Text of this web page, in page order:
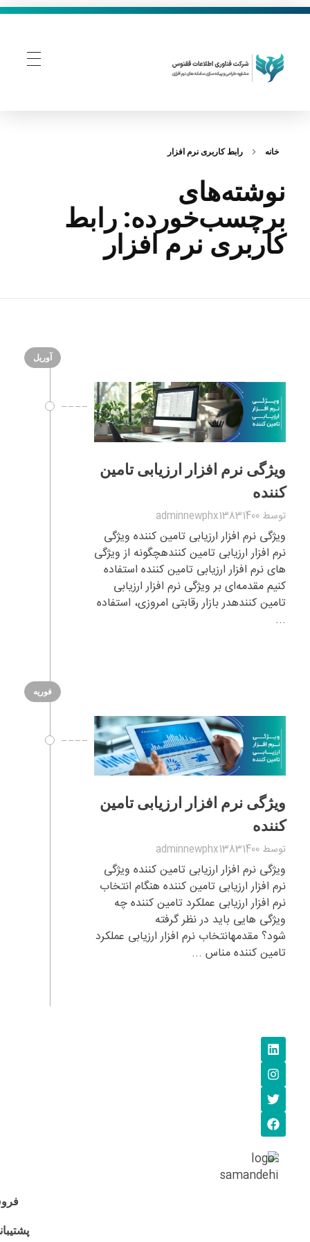
خانه رابط کاربری نرم افزار
نوشته‌های
برچسب‌خورده: رابط
کاربری نرم افزار
آوریل
ویژگی نرم افزار ارزیابی تامین
کننده
توسط adminnewphx13831400
ویژگی نرم افزار ارزیابی تامین کننده ویژگی
نرم افزار ارزیابی تامین کنندهچگونه از ویژگی
های نرم افزار ارزیابی تامین کننده استفاده
کنیم مقدمه‌ای بر ویژگی نرم افزار ارزیابی
تامین کنندهدر بازار رقابتی امروزی، استفاده
...
فوریه
ویژگی نرم افزار ارزیابی تامین
کننده
توسط adminnewphx13831400
ویژگی نرم افزار ارزیابی تامین کننده ویژگی
نرم افزار ارزیابی تامین کننده هنگام انتخاب
نرم افزار ارزیابی عملکرد تامین کننده چه
ویژگی هایی باید در نظر گرفته
شود؟ مقدمهانتخاب نرم افزار ارزیابی عملکرد
تامین کننده مناس ...
فروش:
پشتیبانی: 95-